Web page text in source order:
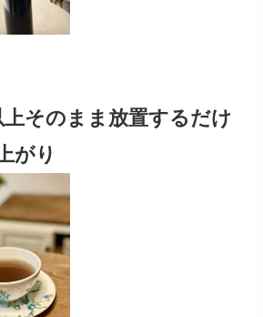
上そのまま放置するだけ
がり